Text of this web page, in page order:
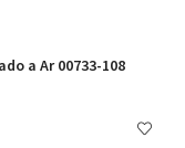
a Ar 00733-108